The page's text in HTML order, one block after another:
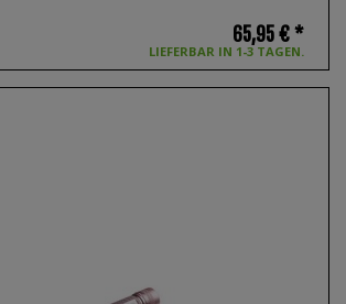
LIEFERBAR IN 1-3 TAGEN.
65,95 € *